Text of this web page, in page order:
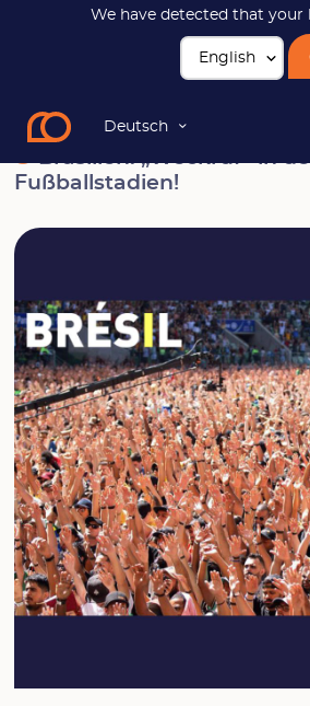
We have detected that
Deutsch
Brasilien: „Weckruf“ in
Fußballstadien!